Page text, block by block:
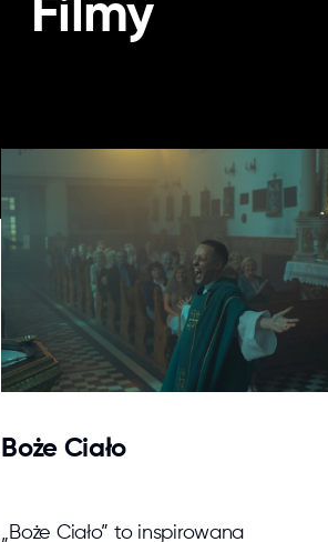
Filmy
Boże Ciało
„Boże Ciało” to inspirowana